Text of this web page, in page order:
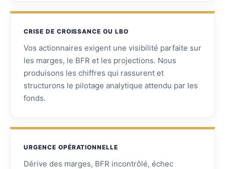
CRISE DE CROISSANCE OU LBO
Vos actionnaires exigent une visibilité parfaite sur
les marges, le BFR et les projections. Nous
produisons les chiffres qui rassurent et
structurons le pilotage analytique attendu par les
fonds.
URGENCE OPÉRATIONNELLE
Dérive des marges, BFR incontrôlé, échec